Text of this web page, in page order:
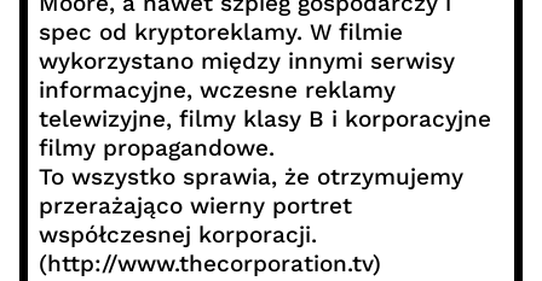
spec od kryptoreklamy. W filmie
wykorzystano między innymi serwisy
informacyjne, wczesne reklamy
telewizyjne, filmy klasy B i korporacyjne
filmy propagandowe.
To wszystko sprawia, że otrzymujemy
przerażająco wierny portret
współczesnej korporacji.
(http://www.thecorporation.tv)